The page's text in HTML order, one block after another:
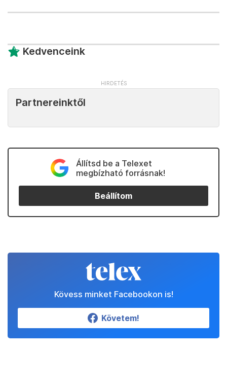
Kedvenceink
Partnereinktől
Állítsd be a Telexet
megbízható forrásnak!
Beállítom
Kövess minket Facebookon is!
Követem!